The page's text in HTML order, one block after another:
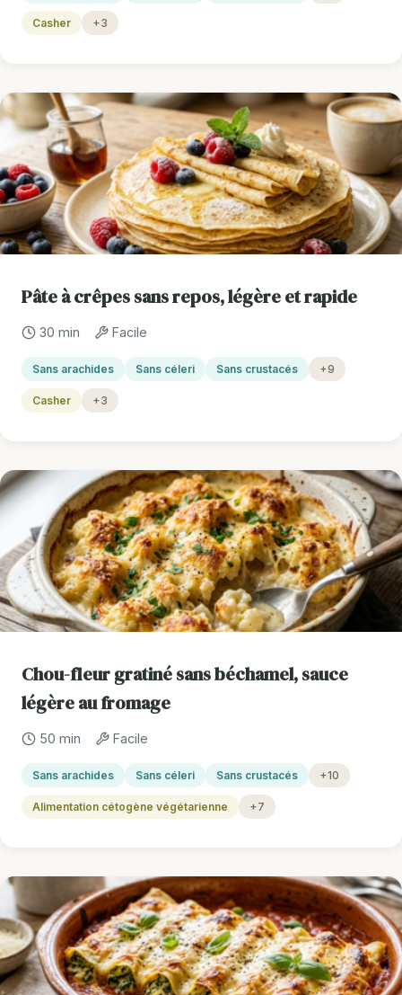
Casher +3
Pâte à crêpes sans repos, légère et rapide
30 min Facile
Sans arachides Sans céleri Sans crustacés +9
Casher +3
Chou-fleur gratiné sans béchamel, sauce
légère au fromage
50 min Facile
Sans arachides Sans céleri Sans crustacés +10
Alimentation cétogène végétarienne +7